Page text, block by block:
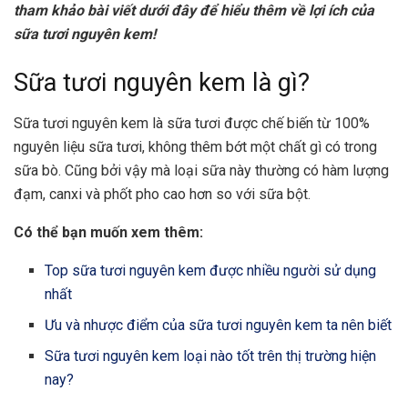
tham khảo bài viết dưới đây để hiểu thêm về lợi ích của
sữa tươi nguyên kem!
Sữa tươi nguyên kem là gì?
Sữa tươi nguyên kem là sữa tươi được chế biến từ 100%
nguyên liệu sữa tươi, không thêm bớt một chất gì có trong
sữa bò. Cũng bởi vậy mà loại sữa này thường có hàm lượng
đạm, canxi và phốt pho cao hơn so với sữa bột.
Có thể bạn muốn xem thêm:
Top sữa tươi nguyên kem được nhiều người sử dụng
nhất
Ưu và nhược điểm của sữa tươi nguyên kem ta nên biết
Sữa tươi nguyên kem loại nào tốt trên thị trường hiện
nay?